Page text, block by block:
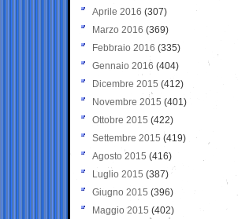
Aprile 2016 (307)
Marzo 2016 (369)
Febbraio 2016 (335)
Gennaio 2016 (404)
Dicembre 2015 (412)
Novembre 2015 (401)
Ottobre 2015 (422)
Settembre 2015 (419)
Agosto 2015 (416)
Luglio 2015 (387)
Giugno 2015 (396)
Maggio 2015 (402)